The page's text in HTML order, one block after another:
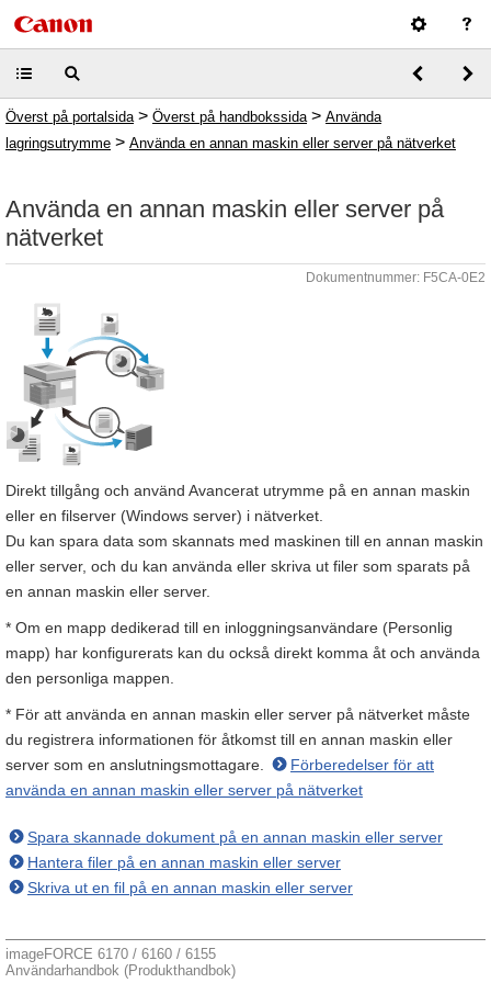
Överst på portalsida > Överst på handbokssida > Använda
lagringsutrymme > Använda en annan maskin eller server på nätverket
Använda en annan maskin eller server på
nätverket
Dokumentnummer: F5CA-0E2
Direkt tillgång och använd Avancerat utrymme på en annan maskin
eller en filserver (Windows server) i nätverket.
Du kan spara data som skannats med maskinen till en annan maskin
eller server, och du kan använda eller skriva ut filer som sparats på
en annan maskin eller server.
* Om en mapp dedikerad till en inloggningsanvändare (Personlig
mapp) har konfigurerats kan du också direkt komma åt och använda
den personliga mappen.
* För att använda en annan maskin eller server på nätverket måste
du registrera informationen för åtkomst till en annan maskin eller
server som en anslutningsmottagare.
Förberedelser för att
använda en annan maskin eller server på nätverket
Spara skannade dokument på en annan maskin eller server
Hantera filer på en annan maskin eller server
Skriva ut en fil på en annan maskin eller server
imageFORCE 6170 / 6160 / 6155
Användarhandbok (Produkthandbok)